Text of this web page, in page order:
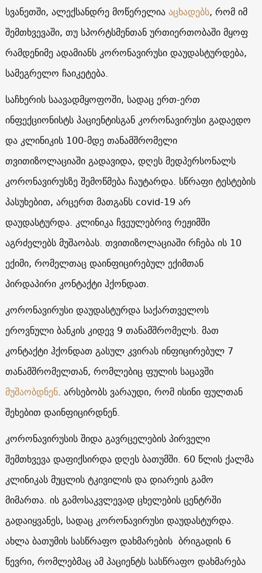
სვანეთში, ალექსანდრე მოწერელიააცხადებს, რომ იმ
შემთხვევაში, თუ სპორტსმენთან ურთიერთობაში მყოფ
რამდენიმე ადამიანს კორონავირუსი დაუდასტურდება,
სამეგრელო ჩაიკეტება.
საჩხერის საავადმყოფოში, სადაც ერთ-ერთ
ინფექციონისტს პაციენტისგან კორონავირუსი გადაედო
და კლინიკის 100-მდე თანამშრომელი
თვითიზოლაციაში გადავიდა, დღეს მედპერსონალს
კორონავირუსზე შემოწმება ჩაუტარდა. სწრაფი ტესტების
პასუხებით, არცერთ მათგანს covid-19 არ
დაუდასტურდა. კლინიკა ჩვეულებრივ რეჟიმში
აგრძელებს მუშაობას. თვითიზოლაციაში რჩება ის 10
ექიმი, რომელთაც დაინფიცირებულ ექიმთან
პირდაპირი კონტაქტი ჰქონდათ.
კორონავირუსი დაუდასტურდა საქართველოს
ეროვნული ბანკის კიდევ 9 თანამშრომელს. მათ
კონტაქტი ჰქონდათ გასულ კვირას ინფიცირებულ 7
თანამშრომელთან, რომლებიც ფულის საცავში
მუშაობდნენ. არსებობს ვარაუდი, რომ ისინი ფულთან
შეხებით დაინფიცირდნენ.
კორონავირუსის შიდა გავრცელების პირველი
შემთხვევა დაფიქსირდა დღეს ბათუმში. 60 წლის ქალმა
კლინიკას მუცლის ტკივილის და დიარეის გამო
მიმართა. ის გამოსაკვლევად ცხელების ცენტრში
გადაიყვანეს, სადაც კორონავირუსი დაუდასტურდა.
ახლა ბათუმის სასწრაფო დახმარების ბრიგადის 6
წევრი, რომლებმაც ამ პაციენტს სასწრაფო დახმარება